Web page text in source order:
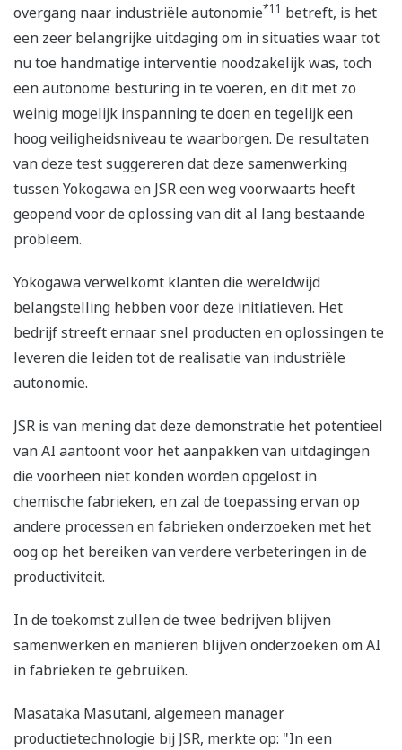
overgang naar industriële autonomie*11 betreft, is het
een zeer belangrijke uitdaging om in situaties waar tot
nu toe handmatige interventie noodzakelijk was, toch
een autonome besturing in te voeren, en dit met zo
weinig mogelijk inspanning te doen en tegelijk een
hoog veiligheidsniveau te waarborgen. De resultaten
van deze test suggereren dat deze samenwerking
tussen Yokogawa en JSR een weg voorwaarts heeft
geopend voor de oplossing van dit al lang bestaande
probleem.
Yokogawa verwelkomt klanten die wereldwijd
belangstelling hebben voor deze initiatieven. Het
bedrijf streeft ernaar snel producten en oplossingen te
leveren die leiden tot de realisatie van industriële
autonomie.
JSR is van mening dat deze demonstratie het potentieel
van AI aantoont voor het aanpakken van uitdagingen
die voorheen niet konden worden opgelost in
chemische fabrieken, en zal de toepassing ervan op
andere processen en fabrieken onderzoeken met het
oog op het bereiken van verdere verbeteringen in de
productiviteit.
In de toekomst zullen de twee bedrijven blijven
samenwerken en manieren blijven onderzoeken om AI
in fabrieken te gebruiken.
Masataka Masutani, algemeen manager
productietechnologie bij JSR, merkte op: "In een